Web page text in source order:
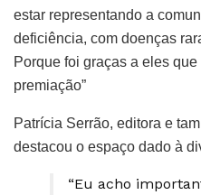
estar representando a
deficiência, com doenças
Porque foi graças a eles
premiação”
Patrícia Serrão, editora e
destacou o espaço dado à
“Eu acho